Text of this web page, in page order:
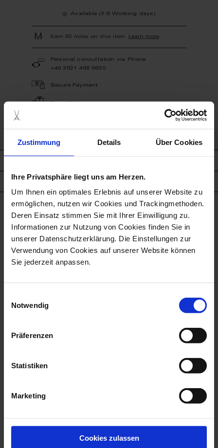
Zustimmung Details Über Cookies
Ihre Privatsphäre liegt uns am Herzen.
Um Ihnen ein optimales Erlebnis auf unserer Website zu
ermöglichen, nutzen wir Cookies und Trackingmethoden.
Deren Einsatz stimmen Sie mit Ihrer Einwilligung zu.
Informationen zur Nutzung von Cookies finden Sie in
unserer Datenschutzerklärung. Die Einstellungen zur
Verwendung von Cookies auf unserer Website können
Sie jederzeit anpassen.
Notwendig
Präferenzen
Statistiken
Marketing
Cookies zulassen
Available (3-5 Working days)
Earn 82 miles on this item. Learn more
Personal consultation via Phone
+49 3521 468 6630
Secure Payment
product details
Bouquet, 75...